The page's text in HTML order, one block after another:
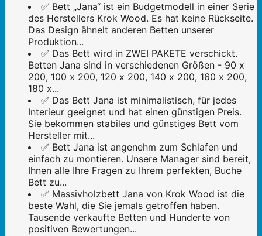
✅ Bett „Jana“ ist ein Budgetmodell in einer Serie
des Herstellers Krok Wood. Es hat keine Rückseite.
Das Design ähnelt anderen Betten unserer
Produktion...
✅ Das Bett wird in ZWEI PAKETE verschickt.
Betten Jana sind in verschiedenen Größen - 90 х
200, 100 x 200, 120 х 200, 140 x 200, 160 х 200,
180 x...
✅ Das Bett Jana ist minimalistisch, für jedes
Interieur geeignet und hat einen günstigen Preis.
Sie bekommen stabiles und günstiges Bett vom
Hersteller mit...
✅ Bett Jana ist angenehm zum Schlafen und
einfach zu montieren. Unsere Manager sind bereit,
Ihnen alle Ihre Fragen zu Ihrem perfekten, Buche
Bett zu...
✅ Massivholzbett Jana von Krok Wood ist die
beste Wahl, die Sie jemals getroffen haben.
Tausende verkaufte Betten und Hunderte von
positiven Bewertungen...